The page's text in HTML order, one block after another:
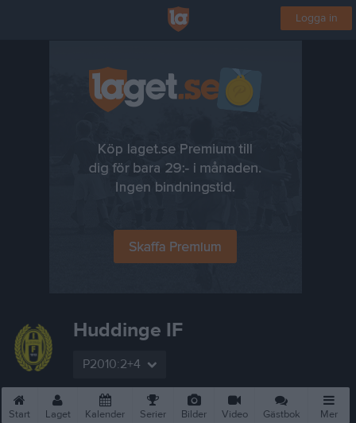
Logga in
Huddinge IF
P2010:2+4
Start Laget Kalender Serier Bilder Video Gästbok Mer